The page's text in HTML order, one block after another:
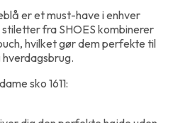
er et must-have i enhver
fra SHOES kombinerer
hvilket gør dem perfekte til
sko 1611: